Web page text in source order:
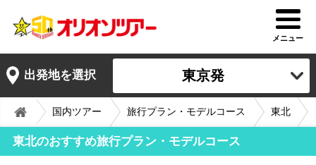
メニュー
出発地を選択 東京発
国内ツアー 旅行プラン・モデルコース 東北
東北のおすすめ旅行プラン・モデルコース